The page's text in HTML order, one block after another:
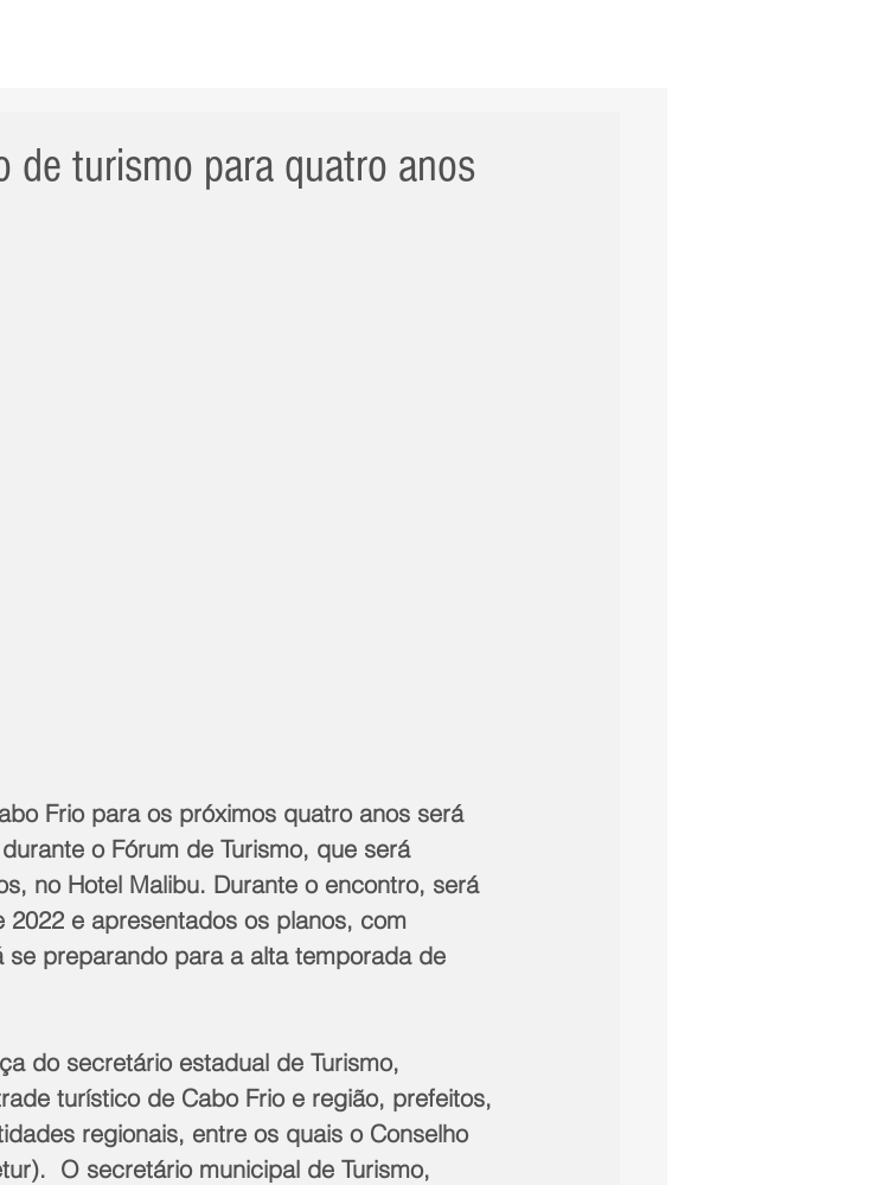
de turismo para quatro anos
Frio para os próximos quatro anos será
o Fórum de Turismo, que será
no Hotel Malibu. Durante o encontro, será
e apresentados os planos, com
preparando para a alta temporada de
turístico de Cabo Frio e região, prefeitos,
regionais, entre os quais o Conselho
O secretário municipal de Turismo,